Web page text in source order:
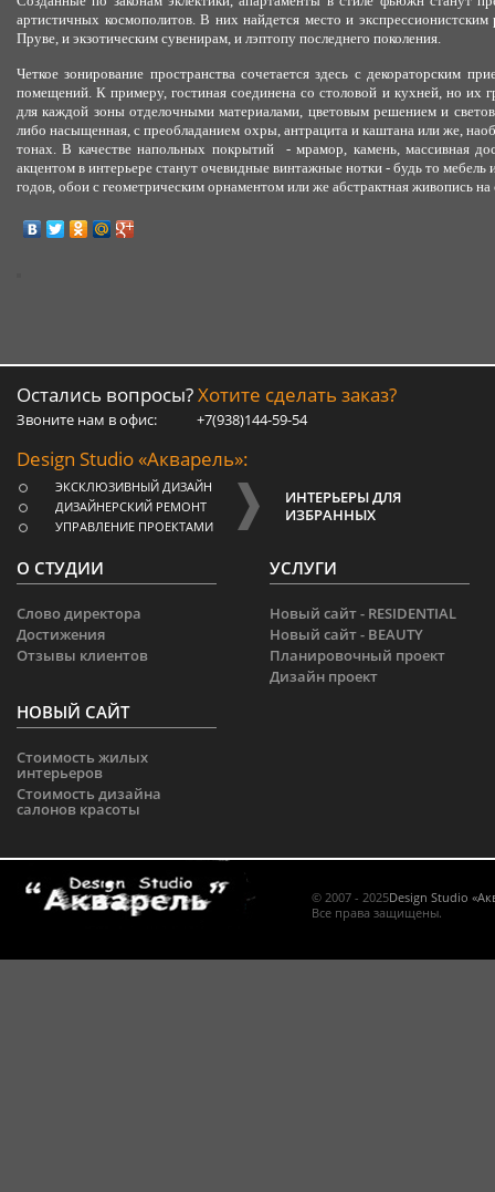
артистичных космополитов. В них найдется место и
Пруве, и экзотическим сувенирам, и лэптопу последнего поколения.
Четкое зонирование пространства сочетается здесь с декораторским
помещений. К примеру, гостиная соединена со столовой и кухней, но их
для каждой зоны отделочными материалами, цветовым решением и
либо насыщенная, с преобладанием охры, антрацита и каштана или же,
тонах. В качестве напольных покрытий - мрамор, камень, массивная
акцентом в интерьере станут очевидные винтажные нотки - будь то мебель
годов, обои с геометрическим орнаментом или же абстрактная живопись на
Остались вопросы?Хотите сделать заказ?
Звоните нам в офис: +7(938)144-59-54
Design Studio «Акварель»:
ЭКСКЛЮЗИВНЫЙ ДИЗАЙН
ДИЗАЙНЕРСКИЙ РЕМОНТ
УПРАВЛЕНИЕ ПРОЕКТАМИ
ИНТЕРЬЕРЫ ДЛЯ
ИЗБРАННЫХ
О СТУДИИ
Слово директора
Достижения
Отзывы клиентов
УСЛУГИ
Новый сайт - RESIDENTIAL
Новый сайт - BEAUTY
Планировочный проект
Дизайн проект
НОВЫЙ САЙТ
Стоимость жилых
интерьеров
Стоимость дизайна
салонов красоты
© 2007 - 2025Design Studio
Все права защищены.